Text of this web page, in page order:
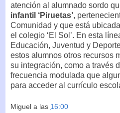
atención al alumnado sordo
infantil ‘Piruetas’,
Comunidad y que está
el colegio ‘El Sol’. En esta
Educación, Juventud y
estos alumnos otros recursos
su integración, como a través
frecuencia modulada que
para acceder al currículo
Miguel a las 16:00